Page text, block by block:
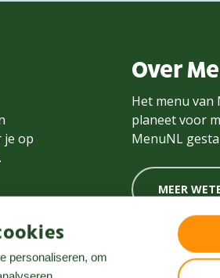
personaliseren, om
je op
Over
Het menu van
planeet voor
MenuNL
MEER